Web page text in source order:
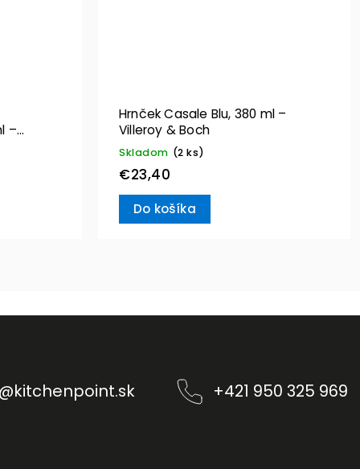
–
Hrnček Casale Blu, 380 ml –
Villeroy & Boch
Skladom (2 ks)
€23,40
Do košíka
kitchenpoint.sk +421 950 325 969